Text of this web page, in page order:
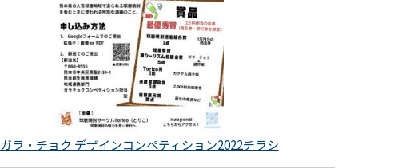
ガラ・チョク デザインコンペティション2022チラシ